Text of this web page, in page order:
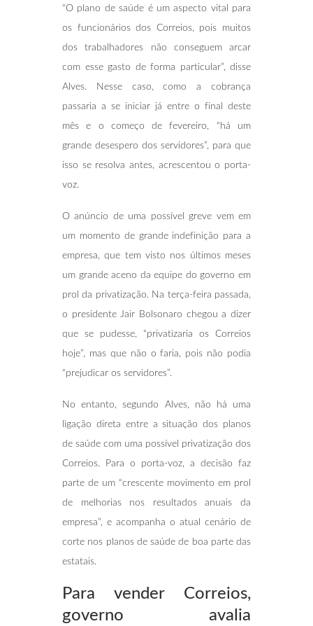
“O plano de saúde é um aspecto vital para
os funcionários dos Correios, pois muitos
dos trabalhadores não conseguem arcar
com esse gasto de forma particular”, disse
Alves. Nesse caso, como a cobrança
passaria a se iniciar já entre o final deste
mês e o começo de fevereiro, “há um
grande desespero dos servidores”, para que
isso se resolva antes, acrescentou o porta-
voz.
O anúncio de uma possível greve vem em
um momento de grande indefinição para a
empresa, que tem visto nos últimos meses
um grande aceno da equipe do governo em
prol da privatização. Na terça-feira passada,
o presidente Jair Bolsonaro chegou a dizer
que se pudesse, “privatizaria os Correios
hoje”, mas que não o faria, pois não podia
“prejudicar os servidores”.
No entanto, segundo Alves, não há uma
ligação direta entre a situação dos planos
de saúde com uma possível privatização dos
Correios. Para o porta-voz, a decisão faz
parte de um “crescente movimento em prol
de melhorias nos resultados anuais da
empresa”, e acompanha o atual cenário de
corte nos planos de saúde de boa parte das
estatais.
Para vender Correios,
governo avalia